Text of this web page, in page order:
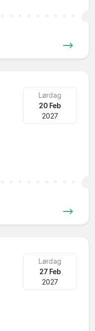
Lørdag
20 Feb
2027
Lørdag
27 Feb
2027